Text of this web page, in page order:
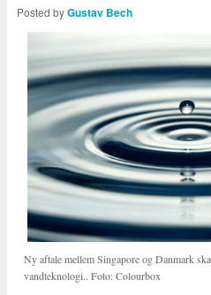
Posted byGustav Bech
Ny aftale mellem Singapore og Danmark
vandteknologi.. Foto: Colourbox